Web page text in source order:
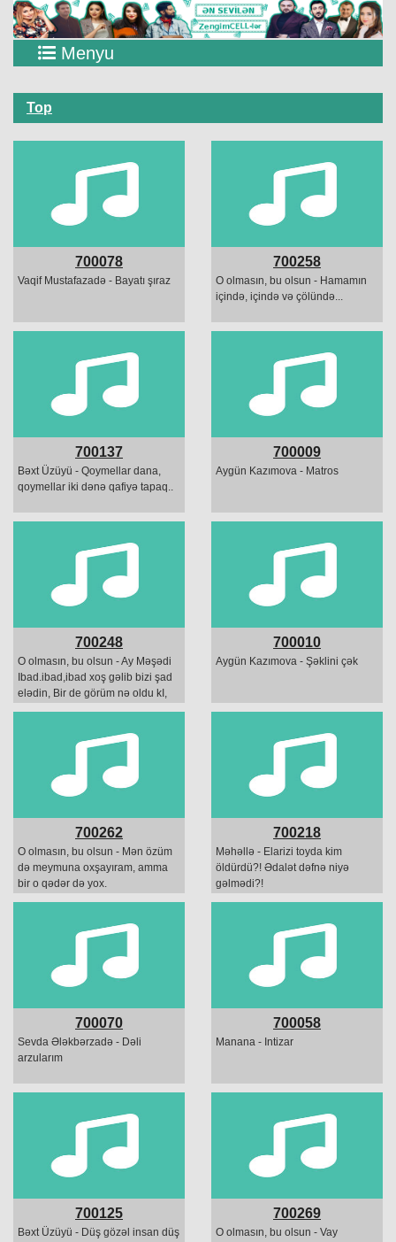
Menyu
Top
700078
Vaqif Mustafazadə - Bayatı şıraz
700258
O olmasın, bu olsun - Hamamın
içində, içində və çölündə...
700137
Bəxt Üzüyü - Qoymellar dana,
qoymellar iki dənə qafiyə tapaq..
700009
Aygün Kazımova - Matros
700248
O olmasın, bu olsun - Ay Məşədi
Ibad.ibad,ibad xoş gəlib bizi şad
elədin, Bir de görüm nə oldu kI,
nə oldu ki, bizi yad elədin.
700010
Aygün Kazımova - Şəklini çək
700262
O olmasın, bu olsun - Mən özüm
də meymuna oxşayıram, amma
bir o qədər də yox.
700218
Məhəllə - Elarizi toyda kim
öldürdü?! Ədalət dəfnə niyə
gəlmədi?!
700070
Sevda Ələkbərzadə - Dəli
arzularım
700058
Manana - Intizar
700125
Bəxt Üzüyü - Düş gözəl insan düş
700269
O olmasın, bu olsun - Vay